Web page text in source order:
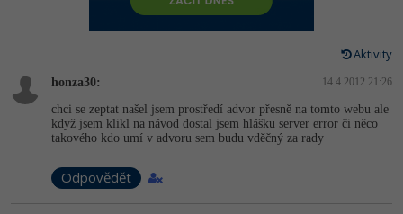
HTML5, CSS3, Bootstrap, SEO
SQL a databáze
Testování a verzování
PHP
JavaScript
Python
HTML / CSS
Vývojář mobilních aplikací
Webdesigner
Tester
-80%
C++ -80%
Swift -80%
Digitální gramotnost
WordPress
SEO -30%
UX
-80%
Adobe Lightroom -30%
-15%
Adobe InDesign
Aktivity
honza30: 14.4.2012 21:26
chci se zeptat našel jsem prostředí advor přesně na tomto webu ale
když jsem klikl na návod dostal jsem hlášku server error či něco
takového kdo umí v advoru sem budu vděčný za rady
Odpovědět